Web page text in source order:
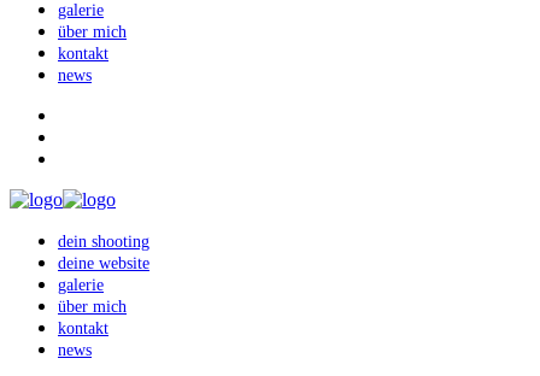
galerie
über mich
kontakt
news
dein shooting
deine website
galerie
über mich
kontakt
news